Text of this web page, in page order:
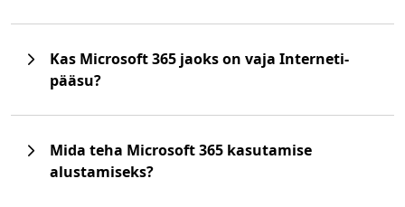
Kas Microsoft 365 jaoks on vaja Interneti-
pääsu?
Mida teha Microsoft 365 kasutamise
alustamiseks?